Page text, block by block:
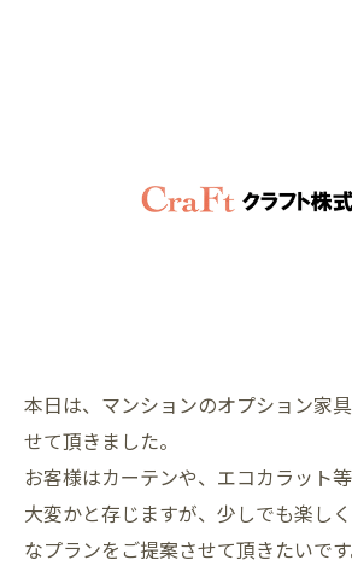
本日は、マンションのオプション家
せて頂きました。
お客様はカーテンや、エコカラット
大変かと存じますが、少しでも楽し
なプランをご提案させて頂きたいです